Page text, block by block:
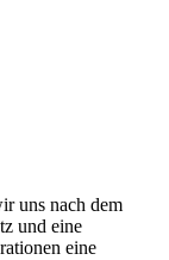
uns nach dem
und eine
eine